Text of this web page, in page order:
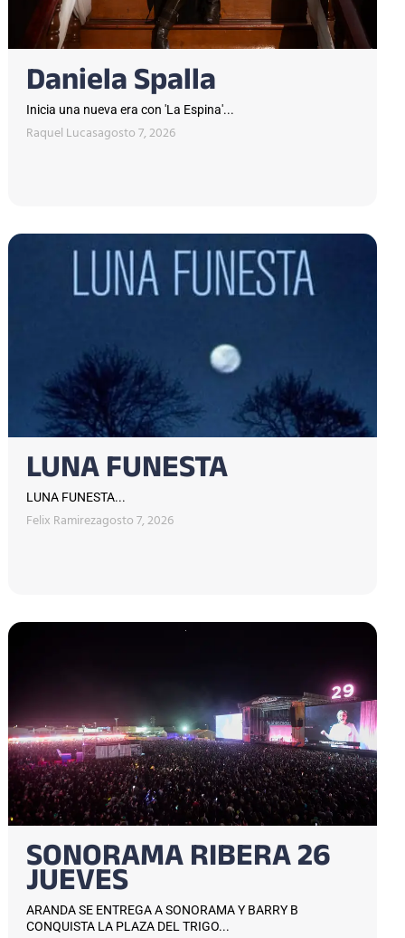
Daniela Spalla
Inicia una nueva era con 'La Espina'...
Raquel Lucasagosto 7, 2026
LUNA FUNESTA
LUNA FUNESTA...
Felix Ramirezagosto 7, 2026
SONORAMA RIBERA 26
JUEVES
ARANDA SE ENTREGA A SONORAMA Y BARRY B
CONQUISTA LA PLAZA DEL TRIGO...